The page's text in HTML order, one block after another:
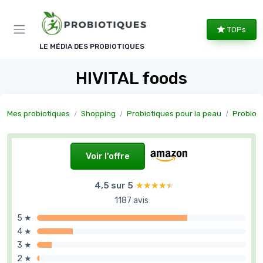
LE MÉDIA DES PROBIOTIQUES
TOPs
HIVITAL foods
Mes probiotiques Shopping Probiotiques pour la peau
Voir l'offre
4,5 sur 5 ★★★★★
★★★★★
1187 avis
5 ★
4 ★
3 ★
2 ★